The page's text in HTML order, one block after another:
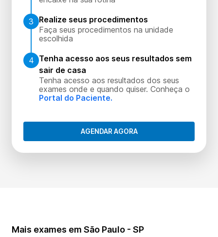
3
Realize seus procedimentos
Faça seus procedimentos na unidade
escolhida
4 Tenha acesso aos seus resultados sem
sair de casa
Tenha acesso aos resultados dos seus
exames onde e quando quiser. Conheça o
Portal do Paciente.
AGENDAR AGORA
Mais exames em São Paulo - SP